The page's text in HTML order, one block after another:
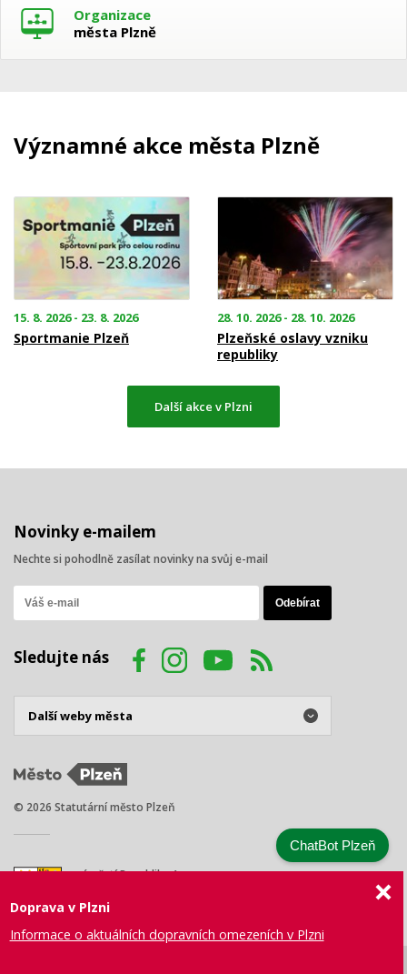
Organizace
města Plzně
Významné akce města Plzně
15. 8. 2026 - 23. 8. 2026
Sportmanie Plzeň
28. 10. 2026 - 28. 10. 2026
Plzeňské oslavy vzniku
republiky
Další akce v Plzni
Novinky e-mailem
Nechte si pohodlně zasílat novinky na svůj e-mail
Sledujte nás
© 2026 Statutární město Plzeň
náměstí Republiky 1
Tel.: +420 378 031 111
Doprava v Plzni
Informace o aktuálních dopravních omezeních v Plzni
ChatBot Plzeň